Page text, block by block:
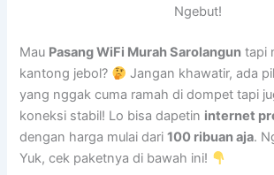
Ngebut!
Mau Pasang WiFi Murah Sarolangun tapi
kantong jebol?
Jangan khawatir, ada
yang nggak cuma ramah di dompet tapi
koneksi stabil! Lo bisa dapetin internet
dengan harga mulai dari100 ribuan aja.
Yuk, cek paketnya di bawah ini!